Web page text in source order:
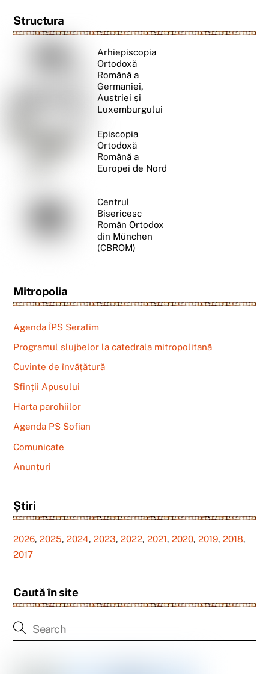
Structura
Arhiepiscopia
Ortodoxă
Română a
Germaniei,
Austriei și
Luxemburgului
Episcopia
Ortodoxă
Română a
Europei de Nord
Centrul
Bisericesc
Român Ortodox
din München
(CBROM)
Mitropolia
Agenda ÎPS Serafim
Programul slujbelor la catedrala mitropolitană
Cuvinte de învățătură
Sfinții Apusului
Harta parohiilor
Agenda PS Sofian
Comunicate
Anunțuri
Știri
2026,2025,2024,2023,2022,2021,2020,2019,2018,
2017
Caută în site